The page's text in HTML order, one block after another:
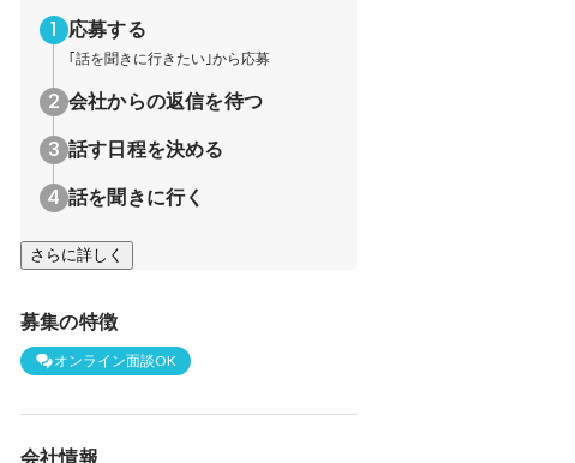
応募する
｢話を聞きに行きたい｣から応募
会社からの返信を待つ
話す日程を決める
話を聞きに行く
さらに詳しく
募集の特徴
オンライン面談OK